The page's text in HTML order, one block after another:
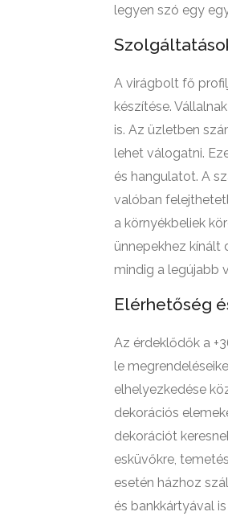
legyen szó egy
A virágbolt fő
készítése.
is. Az üzletben
lehet válogatni.
és hangulatot. A
valóban
a környékbeliek
ünnepekhez kínált
mindig a legújabb
Elérhetőség
Az érdeklődők a
le
elhelyezkedése
dekorációs
dekorációt
esküvőkre,
esetén házhoz
és bankkártyával